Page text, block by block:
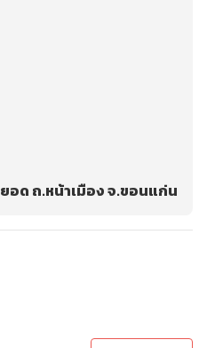
อด ถ.หน้าเมือง จ.ขอนแก่น